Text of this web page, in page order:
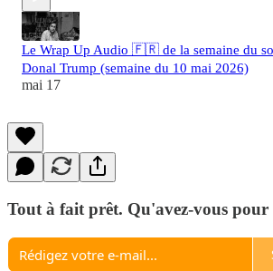
Le Wrap Up Audio 🇫🇷 de la semaine du
Donal Trump (semaine du 10 mai 2026)
mai 17
Tout à fait prêt. Qu'avez-vous pour